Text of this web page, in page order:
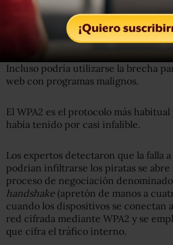
sensible del usuario, como números
crédito, correos electrónicos,
conversaciones de chat… “.
Incluso podría utilizarse la brecha
web con programas malignos.
El WPA2 es el protocolo más habitual
había tenido por casi infalible.
Los expertos detectaron que la falla
podrían infiltrarse los piratas se
proceso de negociación denominado
handshake (apretón de manos a
cuando los dispositivos se conectan
red cifrada mediante WPA2 y se
que cifra el tráfico interno.